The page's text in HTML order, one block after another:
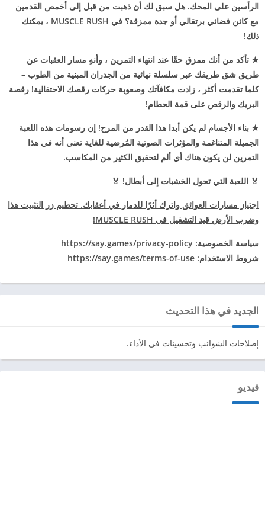
الرأسين على المحك. هل سبق لك أن ذهبت من قبل إلى أخمص القدمين
مع كائن فضائي برتقالي أو جدة ممزقة؟ في MUSCLE RUSH ، يمكنك
ذلك!
★ تأكد من أنك ممزق حقًا عند انتهاء التمرين ، وأنهِ مسار العقبات عن
طريق شق طريقك عبر سلسلة نهائية من الجدران المبنية من الطوب –
كلما تقدمت أكثر ، زادت مكافآتك وصعوبة حركات رقصك الاحتفالية! رقصة
البريك والرقص على قمة الحطام!
★ بناء الأجسام لم يكن أبدا هذا القدر من المرح! إن رسومات هذه اللعبة
الجميلة المتناغمة والمؤثرات الصوتية المُرضية للغاية تعني أنه في هذا
التمرين لن يكون هناك أي ألم لتحقيق الكثير من المكاسب.
🏅 اللعبة التي تحول الخشبات إلى أبطال! 🏅
اجتياز مسارات العوائق واترك أثرًا للدمار في أعقابك. تحطيم زر التثبيت هذا
وضرب الأرض قيد التشغيل في MUSCLE RUSH!
سياسة الخصوصية: https://say.games/privacy-policy
شروط الاستخدام: https://say.games/terms-of-use
الجديد في هذا التحديث
إصلاحات الشوائب وتحسينات في الأداء.
فيديو